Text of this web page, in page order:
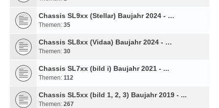
Chassis SL9xx (Stellar) Baujahr 2024 - …
Themen: 35
Chassis SL8xx (Vidaa) Baujahr 2024 - …
Themen: 30
Chassis SL7xx (bild i) Baujahr 2021 - ...
Themen: 112
Chassis SL5xx (bild 1, 2, 3) Baujahr 2019 - ...
Themen: 267